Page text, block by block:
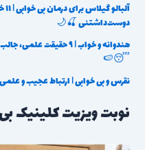
دوست‌داشتنی 🍒🌙
هندوانه و خواب | ۹
😴🍉
نقرس و بی خوابی | ارتباط عجیب و
نوبت ویزیت کلینیک